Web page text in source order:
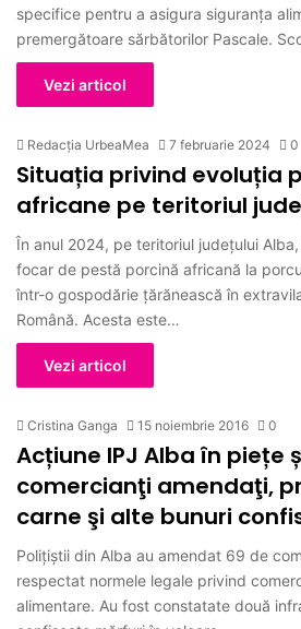
specifice pentru a asigura siguranța
premergătoare sărbătorilor Pascale.
Vezi articol
Redacția UrbeaMea 7 februarie 2024 0
Situația privind evoluția
africane pe teritoriul
În anul 2024, pe teritoriul județului
focar de pestă porcină africană la
într-o gospodărie țărănească în
Română. Acesta este…
Vezi articol
Cristina Ganga 15 noiembrie 2016 0
Acțiune IPJ Alba în piețe
comercianţi amendaţi,
carne şi alte bunuri
Poliţiştii din Alba au amendat 69 de
respectat normele legale privind
alimentare. Au fost constatate două